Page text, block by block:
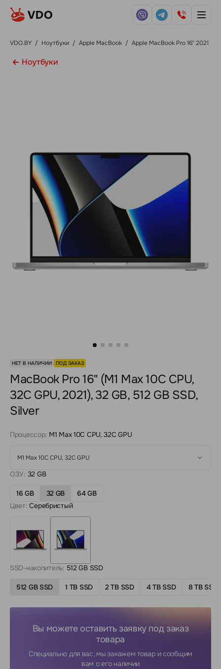
VDO.BY / Ноутбуки / Apple MacBook / Apple MacBook Pro 16" 2021
Ноутбуки
НЕТ В НАЛИЧИИ ПОД ЗАКАЗ
MacBook Pro 16" (M1 Max 10C CPU,
32C GPU, 2021), 32 GB, 512 GB SSD,
Silver
Процессор: M1 Max 10C CPU, 32C GPU
M1 Max 10C CPU, 32C GPU
ОЗУ: 32 GB
16 GB 32 GB
64 GB
Цвет: Серебристый
SSD-накопитель: 512 GB SSD
512 GB SSD 1 TB SSD 2 TB SSD 4 TB SSD 8 TB SSD
Вы можете оставить заявку под заказ
товара
Специально для вас, мы закажем товар и сообщим
вам о его наличии